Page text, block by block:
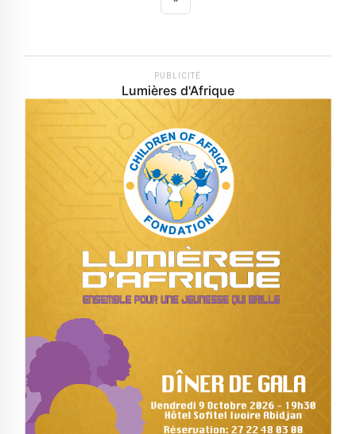
PUBLICITÉ
Lumières d'Afrique